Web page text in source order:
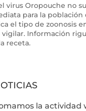
virus Oropouche no
para la población
el tipo de zoonosis
Información
receta.
la actividad